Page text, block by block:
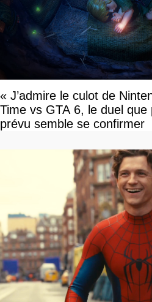
« J’admire le culot de
Time vs GTA 6, le duel que
prévu semble se confirmer